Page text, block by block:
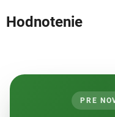
Hodnotenie
PRE